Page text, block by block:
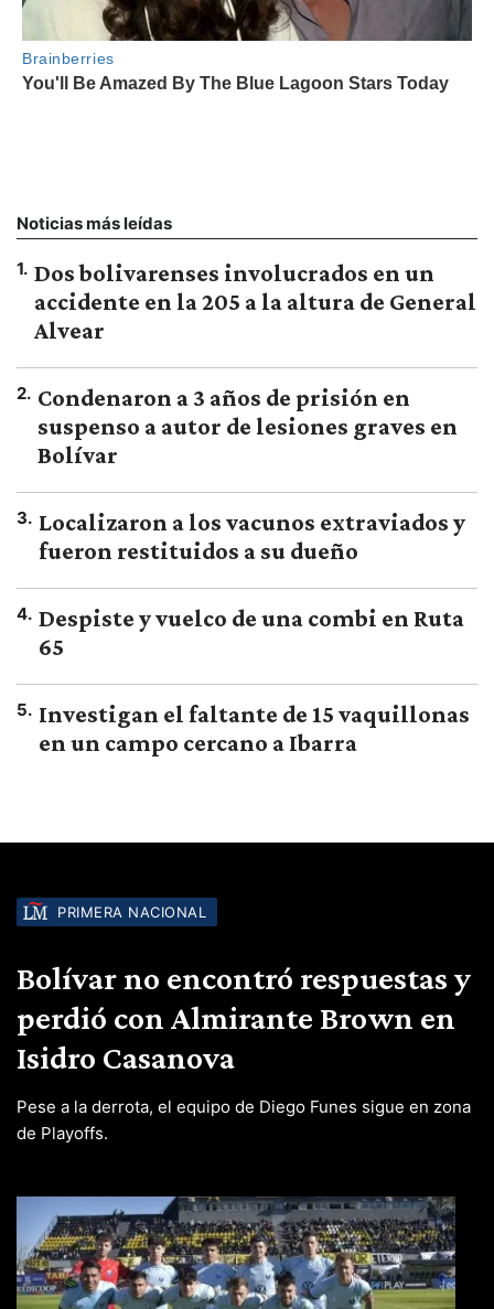
Noticias más leídas
1. Dos bolivarenses involucrados en un
accidente en la 205 a la altura de General
Alvear
2. Condenaron a 3 años de prisión en
suspenso a autor de lesiones graves en
Bolívar
3. Localizaron a los vacunos extraviados y
fueron restituidos a su dueño
4. Despiste y vuelco de una combi en Ruta
65
5. Investigan el faltante de 15 vaquillonas
en un campo cercano a Ibarra
PRIMERA NACIONAL
Bolívar no encontró respuestas y
perdió con Almirante Brown en
Isidro Casanova
Pese a la derrota, el equipo de Diego Funes sigue en zona
de Playoffs.